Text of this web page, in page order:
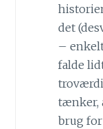
det
–
falde
tænker,
brug for